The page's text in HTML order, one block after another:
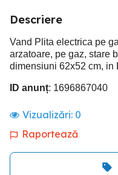
Descriere
Vand Plita electrica pe
arzatoare, pe gaz, stare
dimensiuni 62x52 cm, in
ID anunț: 1696867040
Vizualizări: 0
Raportează